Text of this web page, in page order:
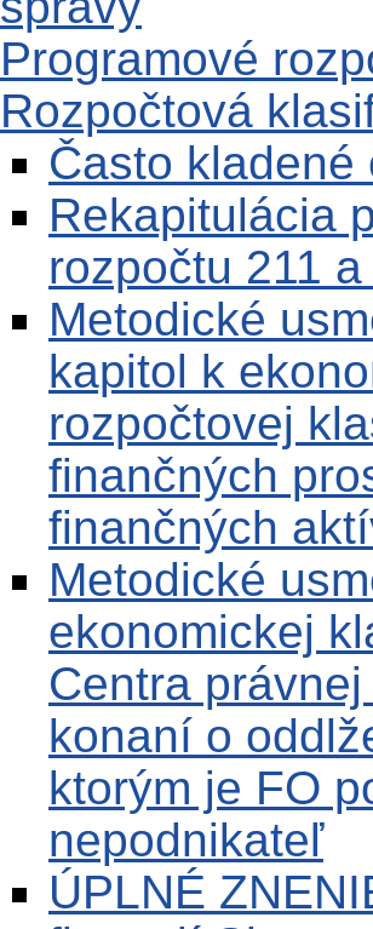
Programové
Rozpočtová
Často kladené
Rekapitulácia
rozpočtu 211
Metodické
kapitol k
rozpočtovej
finančných
finančných
Metodické
ekonomickej
Centra
konaní o
ktorým je FO
nepodnikateľ
ÚPLNÉ